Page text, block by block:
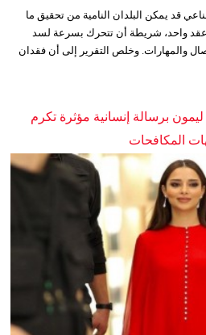
قد يمكن البلدان النامية من تحقيق ما
عقد واحد، شريطة أن تتحرك بسرعة لسد
والمهارات. وخلص التقرير إلى أن فقدان
برسالة إنسانية مؤثرة تكرم
المكافحات